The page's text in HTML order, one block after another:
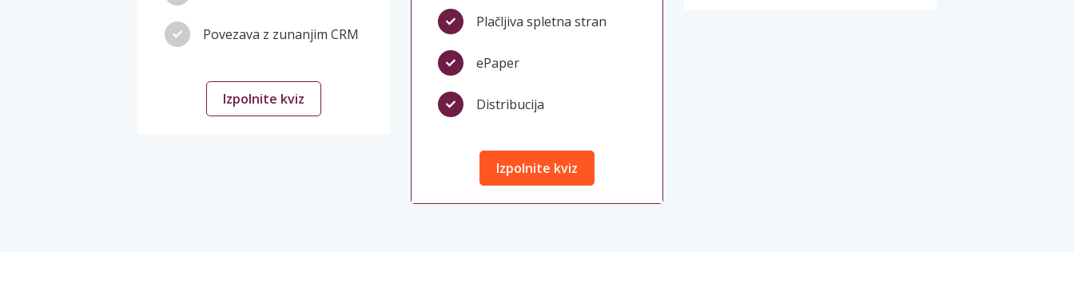
Povezava z zunanjim CRM
Izpolnite kviz
Plačljiva spletna stran
ePaper
Distribucija
Izpolnite kviz